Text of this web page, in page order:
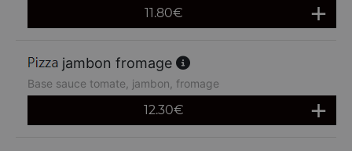
11.80€
jambon fromage
Base sauce tomate, jambon, fromage
12.30€